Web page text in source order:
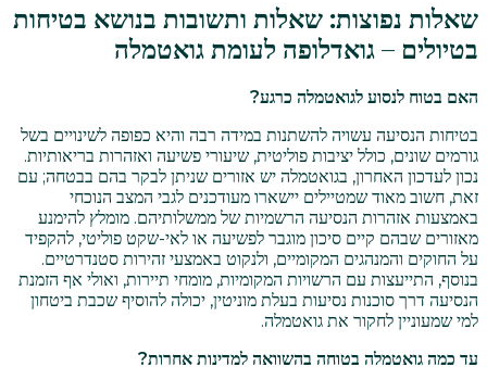
שאלות נפוצות: שאלות ותשובות בנושא בטיחות
בטיולים – גואדלופה לעומת גואטמלה
האם בטוח לנסוע לגואטמלה כרגע?
בטיחות הנסיעה עשויה להשתנות במידה רבה והיא כפופה לשינויים בשל
גורמים שונים, כולל יציבות פוליטית, שיעורי פשיעה ואזהרות בריאותיות.
נכון לעדכון האחרון, בגואטמלה יש אזורים שניתן לבקר בהם בבטחה; עם
זאת, חשוב מאוד שמטיילים יישארו מעודכנים לגבי המצב הנוכחי
באמצעות אזהרות הנסיעה הרשמיות של ממשלותיהם. מומלץ להימנע
מאזורים שבהם קיים סיכון מוגבר לפשיעה או לאי-שקט פוליטי, להקפיד
על החוקים והמנהגים המקומיים, ולנקוט באמצעי זהירות סטנדרטיים.
בנוסף, התייעצות עם הרשויות המקומיות, מומחי תיירות, ואולי אף הזמנת
הנסיעה דרך סוכנות נסיעות בעלת מוניטין, יכולה להוסיף שכבת ביטחון
למי שמעוניין לחקור את גואטמלה.
עד כמה גואטמלה בטוחה בהשוואה למדינות אחרות?